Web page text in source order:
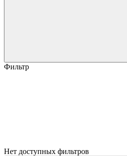
Фильтр
Нет доступных фильтров